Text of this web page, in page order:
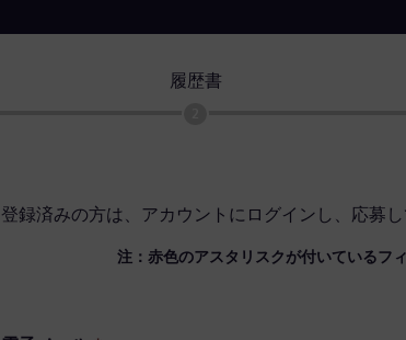
履歴書
登録済みの方は、 アカウントにログイン し、応募し
注：赤色のアスタリスクが付いているフ